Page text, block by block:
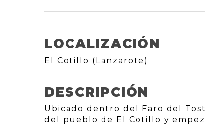
LOCALIZACIÓN
El Cotillo (Lanzarote)
DESCRIPCIÓN
Ubicado dentro del Faro del
del pueblo de El Cotillo y